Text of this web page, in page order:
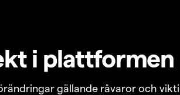
i plattformen
gällande råvaror och